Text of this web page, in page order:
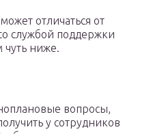
отличаться от
службой поддержки
чуть ниже.
вопросы,
у сотрудников